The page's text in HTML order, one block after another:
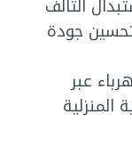
التالف
جودة
عبر